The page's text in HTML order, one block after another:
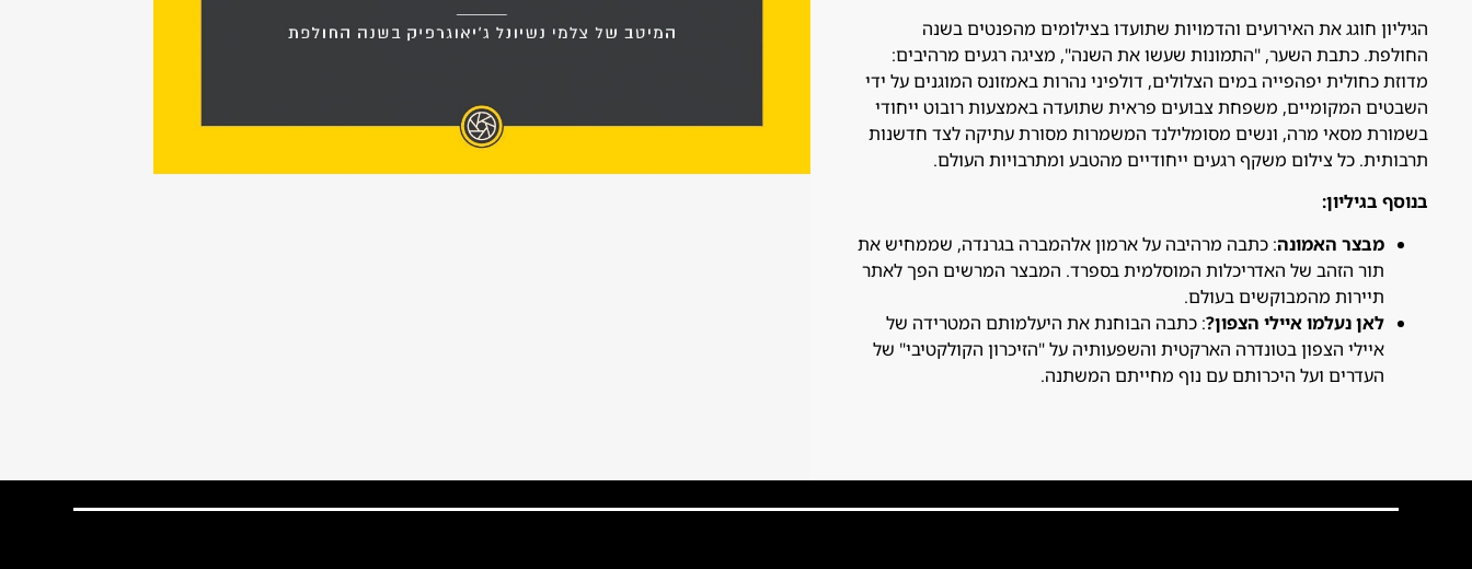
הגיליון חוגג את האירועים והדמויות שתועדו בצילומים מהפנטים בשנה
החולפת. כתבת השער, "התמונות שעשו את השנה", מציגה רגעים מרהיבים:
מדוזת כחולית יפהפייה במים הצלולים, דולפיני נהרות באמזונס המוגנים על ידי
השבטים המקומיים, משפחת צבועים פראית שתועדה באמצעות רובוט ייחודי
בשמורת מסאי מרה, ונשים מסומלילנד המשמרות מסורת עתיקה לצד חדשנות
תרבותית. כל צילום משקף רגעים ייחודיים מהטבע ומתרבויות העולם.
בנוסף בגיליון:
מבצר האמונה: כתבה מרהיבה על ארמון אלהמברה בגרנדה, שממחיש את
תור הזהב של האדריכלות המוסלמית בספרד. המבצר המרשים הפך לאתר
תיירות מהמבוקשים בעולם.
לאן נעלמו איילי הצפון?: כתבה הבוחנת את היעלמותם המטרידה של
איילי הצפון בטונדרה הארקטית והשפעותיה על "הזיכרון הקולקטיבי" של
העדרים ועל היכרותם עם נוף מחייתם המשתנה.